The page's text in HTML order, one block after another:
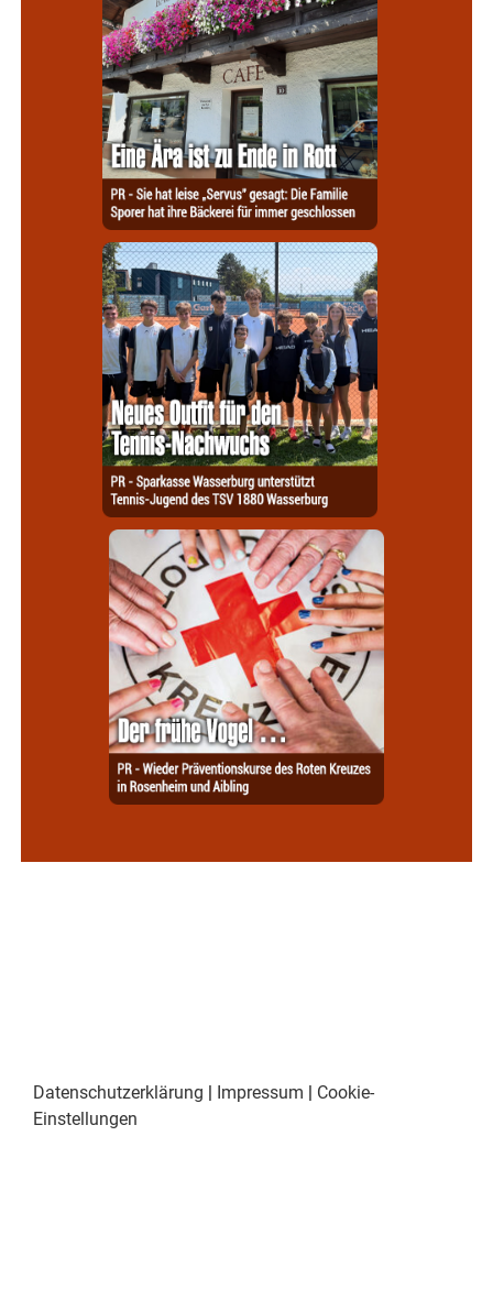
Datenschutzerklärung | Impressum | Cookie-
Einstellungen